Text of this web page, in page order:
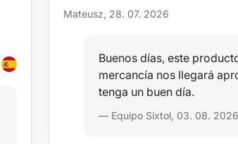
Mateusz, 28. 07. 2026
Buenos días, este
mercancía nos llegará
tenga un buen día.
— Equipo Sixtol, 03. 08. 2026